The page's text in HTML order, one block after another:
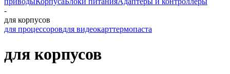
-
для корпусов
для процессоровдля видеокарттермопаста
для корпусов